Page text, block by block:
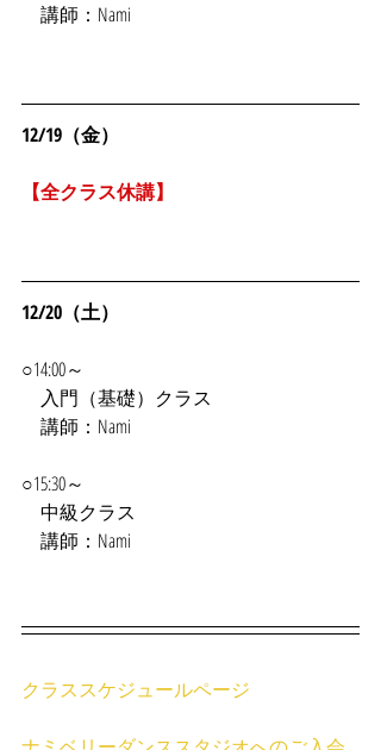
講師：Nami
12/19（金）
【全クラス休講】
12/20（土）
○14:00～
入門（基礎）クラス
講師：Nami
○15:30～
中級クラス
講師：Nami
クラススケジュールページ